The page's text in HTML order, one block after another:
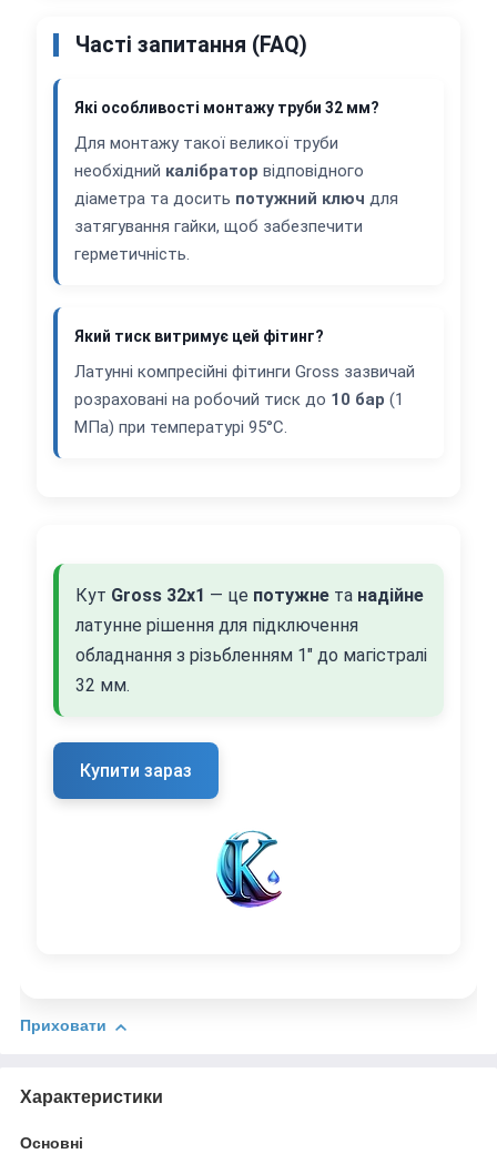
Часті запитання (FAQ)
Які особливості монтажу труби 32 мм?
Для монтажу такої великої труби
необхідний калібратор відповідного
діаметра та досить потужний ключ для
затягування гайки, щоб забезпечити
герметичність.
Який тиск витримує цей фітинг?
Латунні компресійні фітинги Gross зазвичай
розраховані на робочий тиск до 10 бар (1
МПа) при температурі 95°C.
Кут Gross 32х1 — це потужне та надійне
латунне рішення для підключення
обладнання з різьбленням 1" до магістралі
32 мм.
Купити зараз
Приховати
Характеристики
Основні